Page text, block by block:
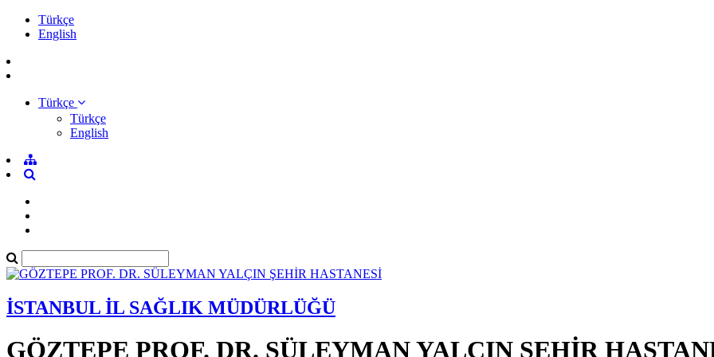
Türkçe
English
Türkçe
Türkçe
English
İSTANBUL İL SAĞLIK MÜDÜRLÜĞÜ
GÖZTEPE PROF. DR. SÜLEYMAN YALÇIN ŞEHİR